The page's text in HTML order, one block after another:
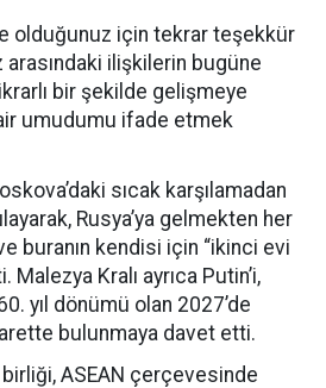
olduğunuz için tekrar teşekkür
ilişkilerin bugüne
bir şekilde gelişmeye
umudumu ifade etmek
sıcak karşılamadan
Rusya’ya gelmekten her
buranın kendisi için “ikinci evi
Kralı ayrıca Putin’i,
yıl dönümü olan 2027’de
bulunmaya davet etti.
ASEAN çerçevesinde